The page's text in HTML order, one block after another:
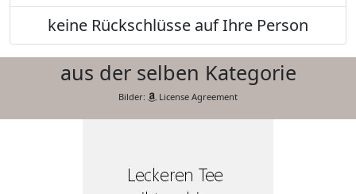
keine Rückschlüsse auf Ihre Person
aus der selben Kategorie
Bilder: License Agreement